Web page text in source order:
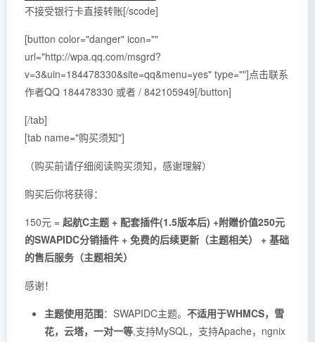
不接受银行卡直接转账[/scode]
[button color="danger" icon=""
url="http://wpa.qq.com/msgrd?
v=3&uin=184478330&site=qq&menu=yes" type=""]点击联系
作者QQ 184478330 或者 / 842105949[/button]
[/tab]
[tab name="购买须知"]
（购买前请仔细阅读购买须知，感谢理解）
购买后你将获得：
150元 = 起航C主题 + 配套插件(1.5版本后) +附赠价值250元
的SWAPIDC分销插件 + 免费的后续更新（主题相关） + 基础
的售后服务（主题相关）
感谢！
主题使用范围：SWAPIDC主题。 不适用于WHMCS，雪
花，云塔，一对一等,支持MySQL，支持Apache，ngnix